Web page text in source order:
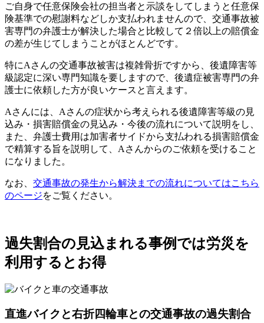
ご自身で任意保険会社の担当者と示談をしてしまうと任意保
険基準での慰謝料などしか支払われませんので、交通事故被
害専門の弁護士が解決した場合と比較して２倍以上の賠償金
の差が生じてしまうことがほとんどです。
特にAさんの交通事故被害は複雑骨折ですから、後遺障害等
級認定に深い専門知識を要しますので、後遺症被害専門の弁
護士に依頼した方が良いケースと言えます。
Aさんには、Aさんの症状から考えられる後遺障害等級の見
込み・損害賠償金の見込み・今後の流れについて説明をし、
また、弁護士費用は加害者サイドから支払われる損害賠償金
で精算する旨を説明して、Aさんからのご依頼を受けること
になりました。
なお、 交通事故の発生から解決までの流れについてはこちら
のページをご覧ください。
過失割合の見込まれる事例では労災を
利用するとお得
直進バイクと右折四輪車との交通事故の過失割合